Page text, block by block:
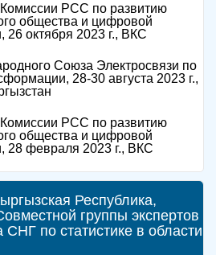
РСС по развитию
общества и цифровой
26 октября 2023 г., ВКС
Союза Электросвязи по
28-30 августа 2023 г.,
РСС по развитию
общества и цифровой
28 февраля 2023 г., ВКС
Республика,
группы экспертов
по статистике в области